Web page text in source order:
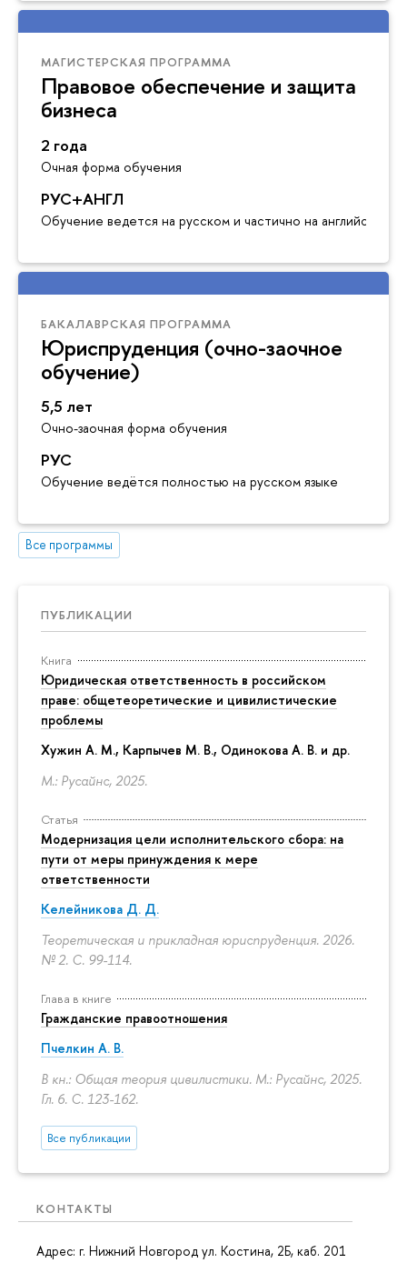
МАГИСТЕРСКАЯ ПРОГРАММА
Правовое обеспечение и защита
бизнеса
2 года
Очная форма обучения
РУС+АНГЛ
Обучение ведется на русском и частично на английском
БАКАЛАВРСКАЯ ПРОГРАММА
Юриспруденция (очно-заочное
обучение)
5,5 лет
Очно-заочная форма обучения
РУС
Обучение ведётся полностью на русском языке
Все программы
ПУБЛИКАЦИИ
Книга
Юридическая ответственность в российском
праве: общетеоретические и цивилистические
проблемы
Хужин А. М., Карпычев М. В., Одинокова А. В. и др.
М.: Русайнс, 2025.
Статья
Модернизация цели исполнительского сбора: на
пути от меры принуждения к мере
ответственности
Келейникова Д. Д.
Теоретическая и прикладная юриспруденция. 2026.
№ 2. С. 99-114.
Глава в книге
Гражданские правоотношения
Пчелкин А. В.
В кн.: Общая теория цивилистики. М.: Русайнс, 2025.
Гл. 6. С. 123-162.
Все публикации
КОНТАКТЫ
Адрес: г. Нижний Новгород ул. Костина, 2Б, каб. 201